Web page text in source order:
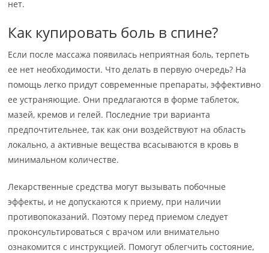
нет.
Как купировать боль в спине?
Если после массажа появилась неприятная боль, терпеть
ее нет необходимости. Что делать в первую очередь? На
помощь легко придут современные препараты, эффективно
ее устраняющие. Они предлагаются в форме таблеток,
мазей, кремов и гелей. Последние три варианта
предпочтительнее, так как они воздействуют на область
локально, а активные вещества всасываются в кровь в
минимальном количестве.
Лекарственные средства могут вызывать побочные
эффекты, и не допускаются к приему, при наличии
противопоказаний. Поэтому перед приемом следует
проконсультироваться с врачом или внимательно
ознакомится с инструкцией. Помогут облегчить состояние,